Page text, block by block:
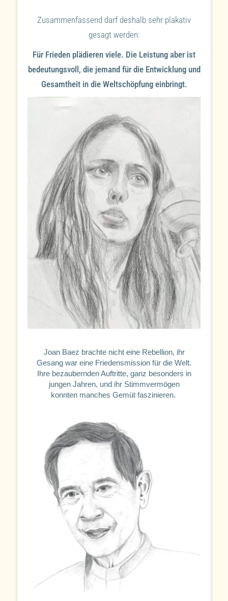
Zusammenfassend darf deshalb sehr plakativ
gesagt werden:
Für Frieden plädieren viele. Die Leistung aber ist
bedeutungsvoll, die jemand für die Entwicklung und
Gesamtheit in die Weltschöpfung einbringt.
Joan Baez brachte nicht eine Rebellion, ihr
Gesang war eine Friedensmission für die Welt.
Ihre bezaubernden Auftritte, ganz besonders in
jungen Jahren, und ihr Stimmvermögen
konnten manches Gemüt faszinieren.